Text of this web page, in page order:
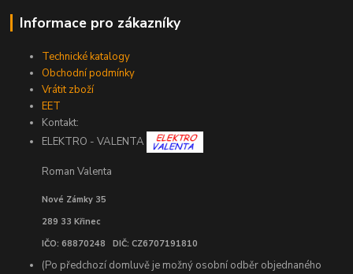
Informace pro zákazníky
Technické katalogy
Obchodní podmínky
Vrátit zboží
EET
Kontakt:
ELEKTRO - VALENTA
Roman Valenta
Nové Zámky 35
289 33 Křinec
IČO: 68870248 DIČ: CZ6707191810
(Po předchozí domluvě je možný osobní odběr objednaného